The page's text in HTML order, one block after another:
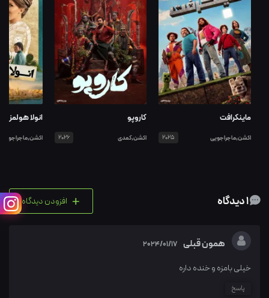
ماینکرافت
اکشن,ماجراجویی 2025
کاروپو
اکشن,کمدی 2026
انولا هولمز ۳
اکشن,ماجراجویی
+ افزودن دیدگاه
همون قبلی 2024/01/17
خیلی بامزه و خنده داره
پاسخ